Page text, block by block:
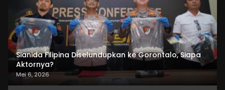
Sianida Filipina Diselundupkan ke Gorontalo, Siapa
Aktornya?
Mei 6, 2026